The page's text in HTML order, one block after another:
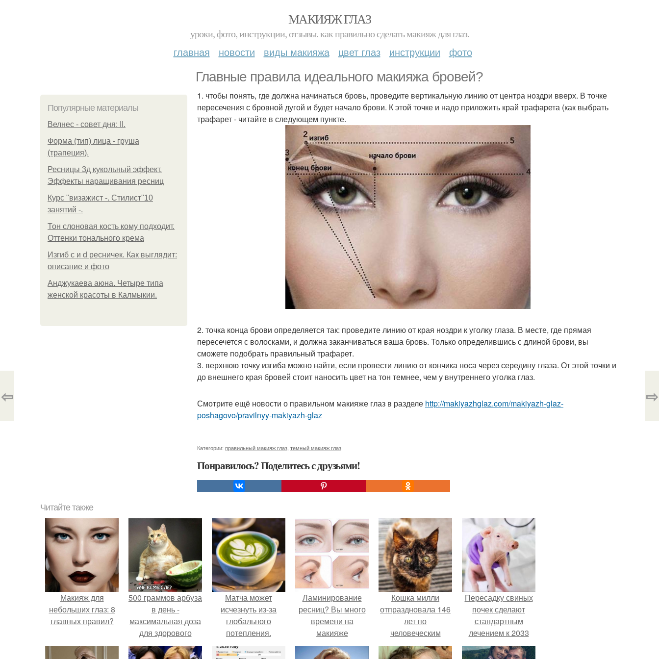
МАКИЯЖ ГЛАЗ
уроки, фото, инструкции, отзывы. как правильно сделать макияж для глаз.
главная новости виды макияжа цвет глаз инструкции фото
Главные правила идеального макияжа бровей?
Популярные материалы
Велнес - совет дня: II.
Форма (тип) лица - груша
(трапеция).
Ресницы 3д кукольный эффект.
Эффекты наращивания ресниц
Курс "визажист -. Стилист"10
занятий -.
Тон слоновая кость кому подходит.
Оттенки тонального крема
Изгиб c и d ресничек. Как выглядит:
описание и фото
Анджукаева аюна. Четыре типа
женской красоты в Калмыкии.
1. чтобы понять, где должна начинаться бровь, проведите вертикальную линию от центра ноздри вверх. В точке
пересечения с бровной дугой и будет начало брови. К этой точке и надо приложить край трафарета (как выбрать
трафарет - читайте в следующем пункте.
2. точка конца брови определяется так: проведите линию от края ноздри к уголку глаза. В месте, где прямая
пересечется с волосками, и должна заканчиваться ваша бровь. Только определившись с длиной брови, вы
сможете подобрать правильный трафарет.
3. верхнюю точку изгиба можно найти, если провести линию от кончика носа через середину глаза. От этой точки и
до внешнего края бровей стоит наносить цвет на тон темнее, чем у внутреннего уголка глаз.
Смотрите ещё новости о правильном макияже глаз в разделе http://makiyazhglaz.com/makiyazh-glaz-
poshagovo/pravilnyy-makiyazh-glaz
Категории: правильный макияж глаз темный макияж глаз
Понравилось? Поделитесь с друзьями!
⇦ ⇨
Читайте также
Макияж для
небольших глаз: 8
главных правил?
500 граммов арбуза
в день -
максимальная доза
для здорового
взрослого,
предупредили
Матча может
исчезнуть из-за
глобального
потепления.
Ламинирование
ресниц? Вы много
времени на
макияже
экономите.
Кошка милли
отпраздновала 146
лет по
человеческим
Меркам и
претендует на
Пересадку свиных
почек сделают
стандартным
лечением к 2033
году в Японии.